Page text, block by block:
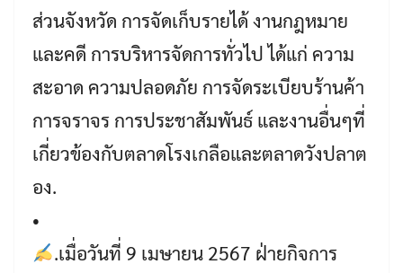
ส่วนจังหวัด การจัดเก็บรายได้ งานกฎหมาย
และคดี การบริหารจัดการทั่วไป ได้แก่ ความ
สะอาด ความปลอดภัย การจัดระเบียบร้านค้า
การจราจร การประชาสัมพันธ์ และงานอื่นๆที่
เกี่ยวข้องกับตลาดโรงเกลือและตลาดวังปลาต
อง.
•
.เมื่อวันที่ 9 เมษายน 2567 ฝ่ายกิจการ